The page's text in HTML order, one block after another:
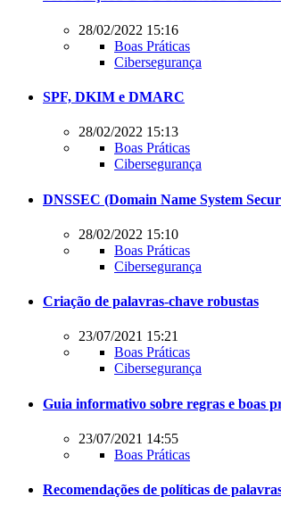
28/02/2022 15:16
Boas Práticas
Cibersegurança
SPF, DKIM e DMARC
28/02/2022 15:13
Boas Práticas
Cibersegurança
DNSSEC (Domain Name System
28/02/2022 15:10
Boas Práticas
Cibersegurança
Criação de palavras-chave robustas
23/07/2021 15:21
Boas Práticas
Cibersegurança
Guia informativo sobre regras e boas
23/07/2021 14:55
Boas Práticas
Recomendações de políticas de